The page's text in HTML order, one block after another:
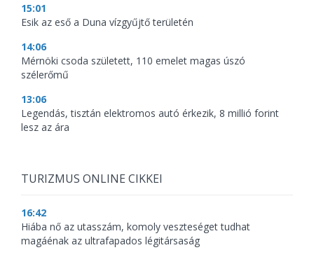
15:01
Esik az eső a Duna vízgyűjtő területén
14:06
Mérnöki csoda született, 110 emelet magas úszó
szélerőmű
13:06
Legendás, tisztán elektromos autó érkezik, 8 millió forint
lesz az ára
TURIZMUS ONLINE CIKKEI
16:42
Hiába nő az utasszám, komoly veszteséget tudhat
magáénak az ultrafapados légitársaság